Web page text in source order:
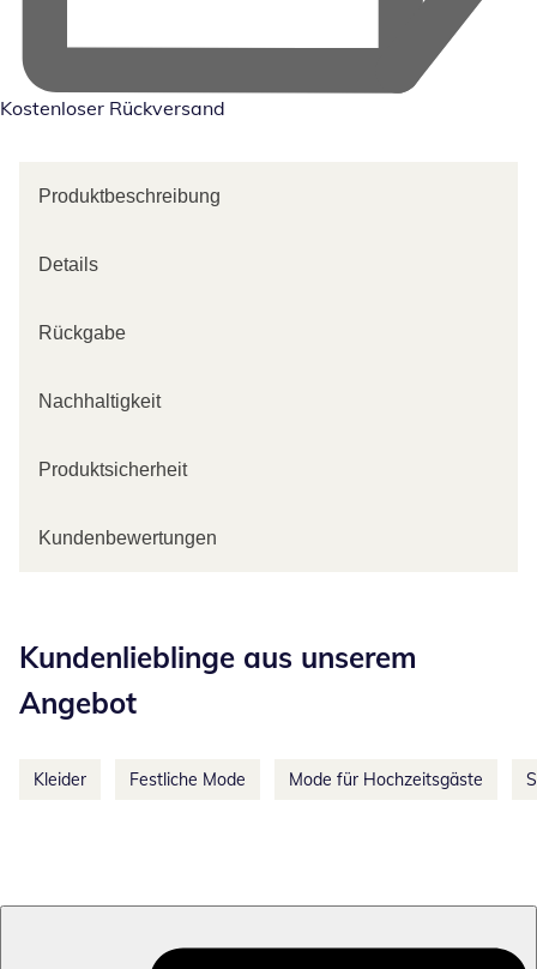
Kostenloser Rückversand
Produktbeschreibung
Details
Rückgabe
Nachhaltigkeit
Produktsicherheit
Kundenbewertungen
Kundenlieblinge aus unserem
Angebot
Kleider Festliche Mode Mode für Hochzeitsgäste